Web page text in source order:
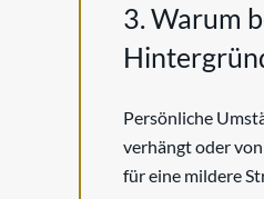
3. Warum
Persönliche
verhängt oder
für eine mildere